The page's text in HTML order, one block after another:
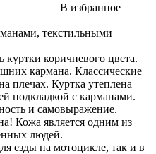
В избранное
текстильными
куртки коричневого цвета.
кармана. Классические
плечах. Куртка утеплена
подкладкой с карманами.
и самовыражение.
Кожа является одним из
людей.
езды на мотоцикле, так и в